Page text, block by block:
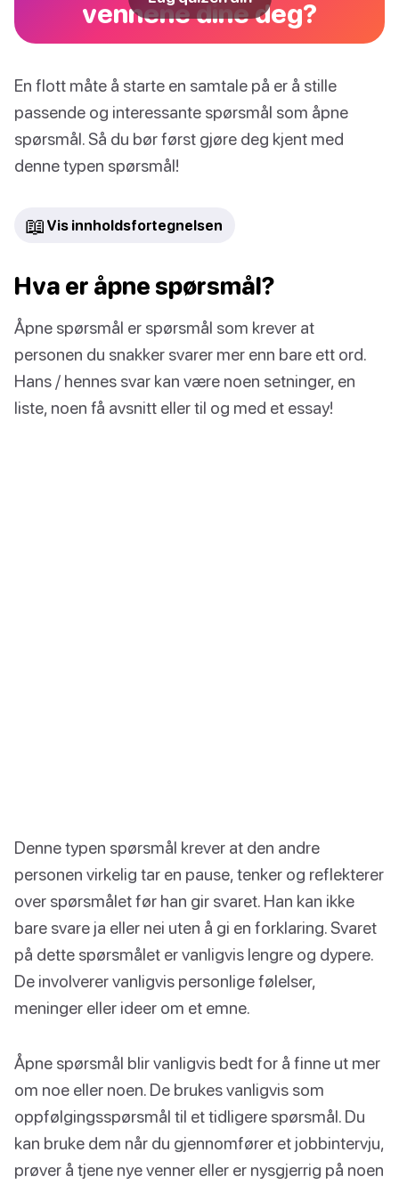
vennene dine deg?
En flott måte å starte en samtale på er å stille
passende og interessante spørsmål som åpne
spørsmål. Så du bør først gjøre deg kjent med
denne typen spørsmål!
📖 Vis innholdsfortegnelsen
Hva er åpne spørsmål?
Åpne spørsmål er spørsmål som krever at
personen du snakker svarer mer enn bare ett ord.
Hans / hennes svar kan være noen setninger, en
liste, noen få avsnitt eller til og med et essay!
Denne typen spørsmål krever at den andre
personen virkelig tar en pause, tenker og reflekterer
over spørsmålet før han gir svaret. Han kan ikke
bare svare ja eller nei uten å gi en forklaring. Svaret
på dette spørsmålet er vanligvis lengre og dypere.
De involverer vanligvis personlige følelser,
meninger eller ideer om et emne.
Åpne spørsmål blir vanligvis bedt for å finne ut mer
om noe eller noen. De brukes vanligvis som
oppfølgingsspørsmål til et tidligere spørsmål. Du
kan bruke dem når du gjennomfører et jobbintervju,
prøver å tjene nye venner eller er nysgjerrig på noen